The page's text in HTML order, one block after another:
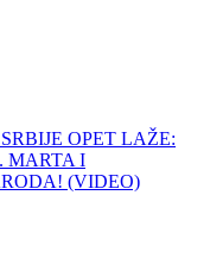
OPET LAŽE:
MARTA I
(VIDEO)